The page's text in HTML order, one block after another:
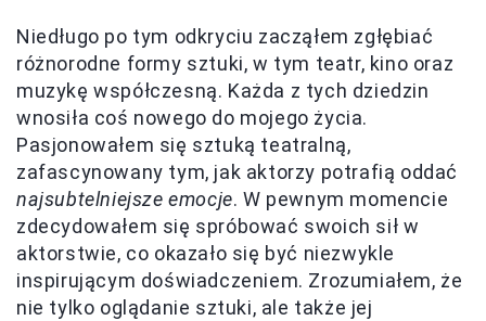
Niedługo po tym odkryciu zacząłem zgłębiać
różnorodne formy sztuki, w tym teatr, kino oraz
muzykę współczesną. Każda z tych dziedzin
wnosiła coś nowego do mojego życia.
Pasjonowałem się sztuką teatralną,
zafascynowany tym, jak aktorzy potrafią oddać
najsubtelniejsze emocje. W pewnym momencie
zdecydowałem się spróbować swoich sił w
aktorstwie, co okazało się być niezwykle
inspirującym doświadczeniem. Zrozumiałem, że
nie tylko oglądanie sztuki, ale także jej